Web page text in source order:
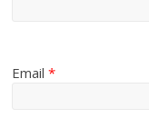
Email*